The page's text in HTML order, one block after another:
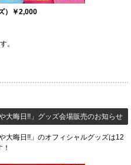
）￥2,000
。
大晦日!!」グッズ会場販売のお知らせ
大晦日!!」のオフィシャルグッズは12